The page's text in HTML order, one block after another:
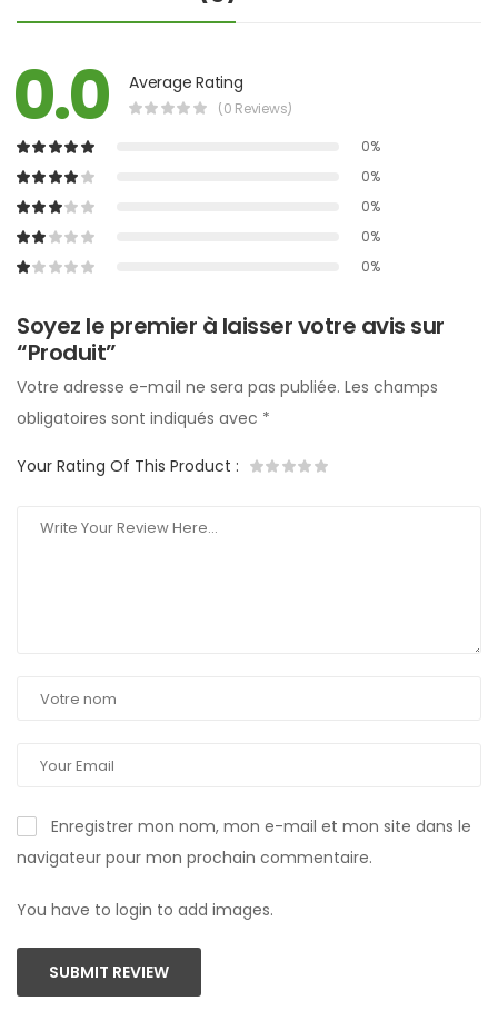
0.0 Average Rating
(0 Reviews)
0%
0%
0%
0%
0%
Soyez le premier à laisser votre avis sur
“Produit”
Votre adresse e-mail ne sera pas publiée. Les champs
obligatoires sont indiqués avec *
Your Rating Of This Product :
Enregistrer mon nom, mon e-mail et mon site dans le
navigateur pour mon prochain commentaire.
You have to login to add images.
SUBMIT REVIEW